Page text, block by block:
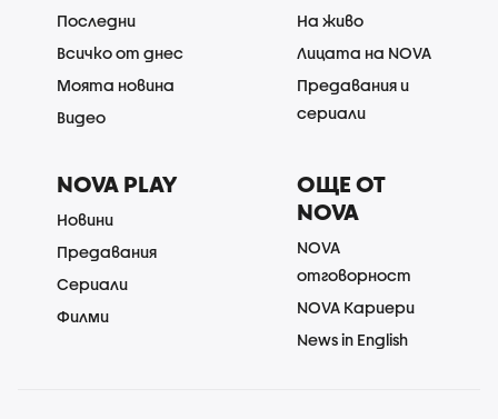
Последни
Всичко от днес
Моята новина
Видео
На живо
Лицата на NOVA
Предавания и
сериали
NOVA PLAY
Новини
Предавания
Сериали
Филми
ОЩЕ ОТ
NOVA
NOVA
отговорност
NOVA Кариери
News in English